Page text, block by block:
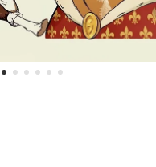
1 2 3 4 5 6